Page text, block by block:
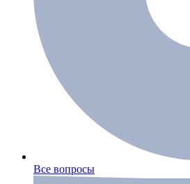
Все вопросы